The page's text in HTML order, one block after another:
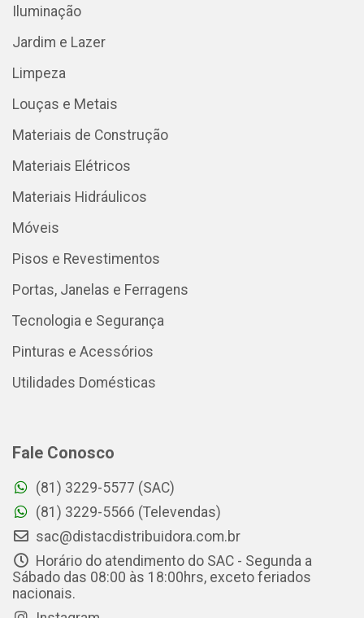
Iluminação
Jardim e Lazer
Limpeza
Louças e Metais
Materiais de Construção
Materiais Elétricos
Materiais Hidráulicos
Móveis
Pisos e Revestimentos
Portas, Janelas e Ferragens
Tecnologia e Segurança
Pinturas e Acessórios
Utilidades Domésticas
Fale Conosco
(81) 3229-5577 (SAC)
(81) 3229-5566 (Televendas)
sac@distacdistribuidora.com.br
Horário do atendimento do SAC - Segunda a
Sábado das 08:00 às 18:00hrs, exceto feriados
nacionais.